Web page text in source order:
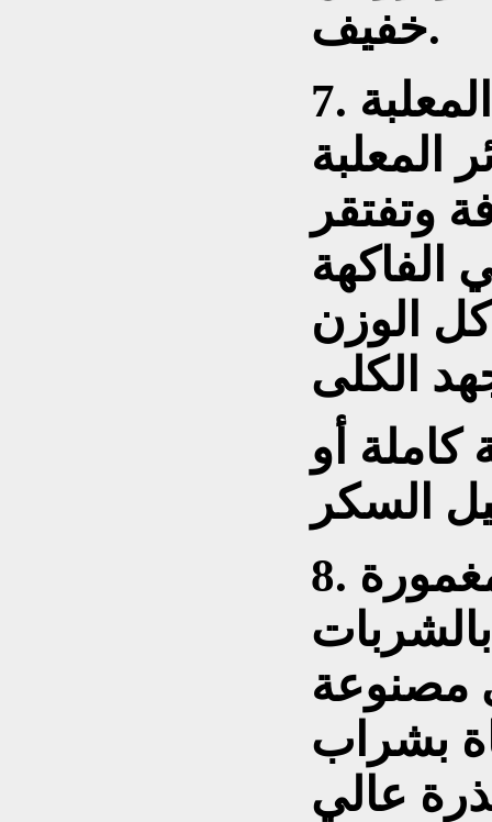
خفيف.
المعلبة
وتفتقر
الفاكهة
الوزن
كاملة أو
8. الفطائر والوافل المغمورة
بالشربات
مصنوعة
بشراب
عالي